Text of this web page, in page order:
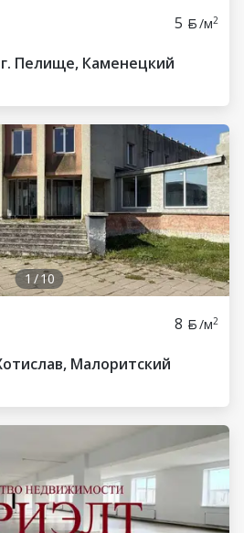
5 /м2
Пелище, Каменецкий
1 /10
8 /м2
Малоритский